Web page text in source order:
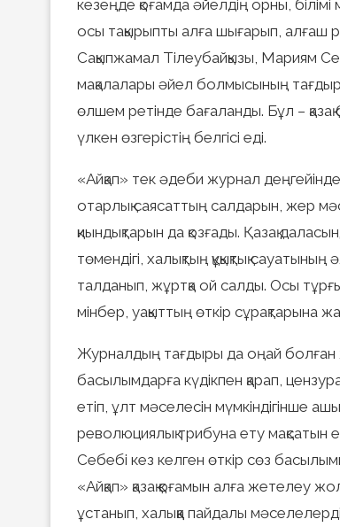
кезеңде қоғамда әйелдің орны,
осы тақырыпты алға шығарып, алғаш рет
Сақыпжамал Тілеубайқызы, Мариям
мақалалары әйел болмысының
өлшем ретінде бағаланды. Бұл –
үлкен өзгерістің белгісі еді.
«Айқап» тек әдеби журнал деңгейінде
отарлық саясаттың салдарын, жер
қиындықтарын да қозғады. Қазақ
төмендігі, халықтың құқықтық
талданып, жұртқа ой салды. Осы
мінбер, уақыттың өткір сұрақтарына
Журналдың тағдыры да оңай болған
басылымдарға күдікпен қарап,
етіп, ұлт мәселесін мүмкіндігінше
революциялық трибуна ету мақсатын
Себебі кез келген өткір сөз
«Айқап» қазақ қоғамын алға жетелеу
ұстанып, халыққа пайдалы